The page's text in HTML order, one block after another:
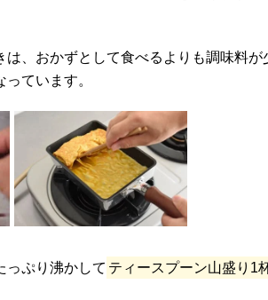
は、おかずとして食べるよりも調味料
ています。
っぷり沸かして ティースプーン山盛り1